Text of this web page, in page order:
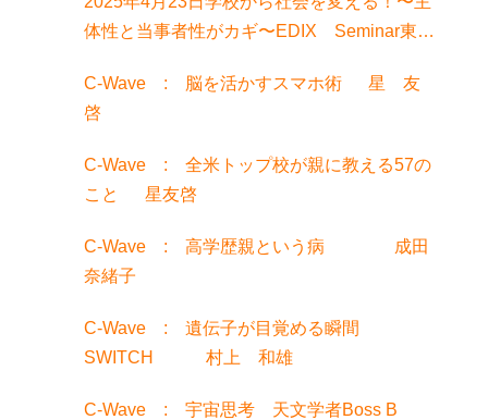
体性と当事者性がカギ〜EDIX Seminar東京
C-Wave : 脳を活かすスマホ術 星 友
啓
C-Wave : 全米トップ校が親に教える57の
こと 星友啓
C-Wave : 高学歴親という病 成田
奈緒子
C-Wave : 遺伝子が目覚める瞬間
SWITCH 村上 和雄
C-Wave : 宇宙思考 天文学者Boss B